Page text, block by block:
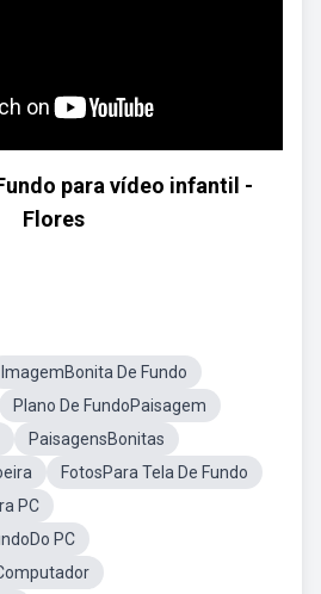
para vídeo infantil -
Flores
ImagemBonita De Fundo
Plano De FundoPaisagem
PaisagensBonitas
FotosPara Tela De Fundo
PC
PC